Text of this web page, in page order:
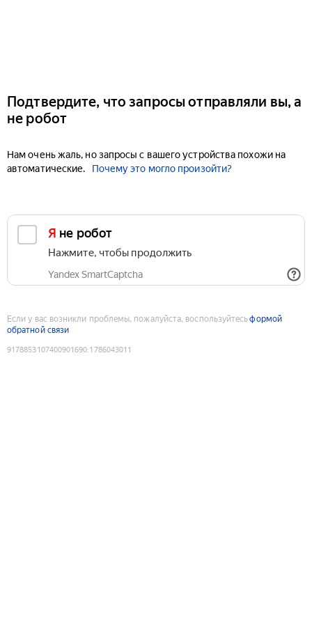
Подтвердите, что запросы отправляли вы, а
не робот
Нам очень жаль, но запросы с вашего устройства похожи на
автоматические.
Почему это могло произойти?
Я не робот
Нажмите, чтобы продолжить
Yandex SmartCaptcha
Если у вас возникли проблемы, пожалуйста, воспользуйтесьформой
обратной связи
9178853107400901690:1786043011